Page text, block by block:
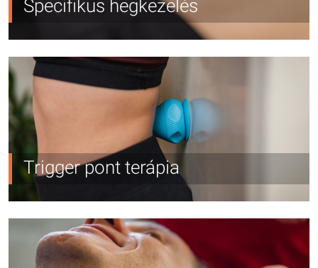
Specifikus hegkezelés
Trigger pont terápia